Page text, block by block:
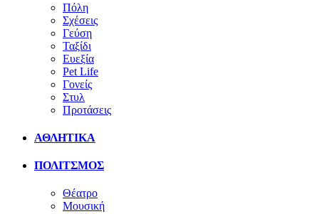
Πόλη
Σχέσεις
Γεύση
Ταξίδι
Ευεξία
Pet Life
Γονείς
Στυλ
Προτάσεις
ΑΘΛΗΤΙΚΑ
ΠΟΛΙΤΣΜΟΣ
Θέατρο
Μουσική